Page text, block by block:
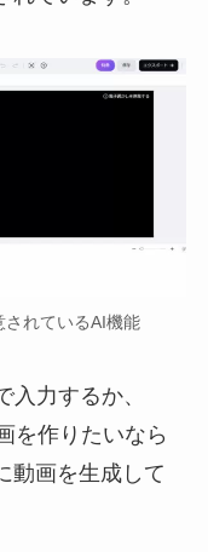
れているAI機能
力するか、
を作りたいなら
動画を生成して